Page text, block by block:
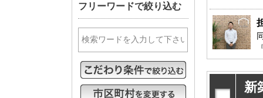
新
フリーワードで絞り込む
松戸･柏方面エリアの中古一戸建
松戸･柏方面エリアの土地
成田･銚子
成田･銚子
成田･銚子
成田･銚子
成田･銚子